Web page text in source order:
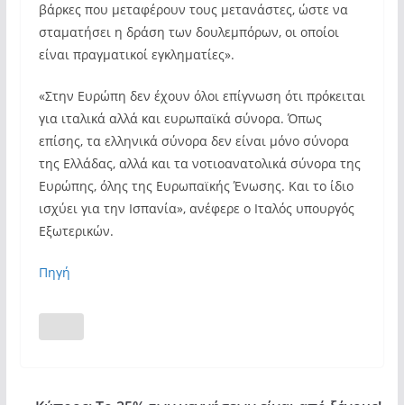
βάρκες που μεταφέρουν τους μετανάστες, ώστε να
σταματήσει η δράση των δουλεμπόρων, οι οποίοι
είναι πραγματικοί εγκληματίες».
«Στην Ευρώπη δεν έχουν όλοι επίγνωση ότι πρόκειται
για ιταλικά αλλά και ευρωπαϊκά σύνορα. Όπως
επίσης, τα ελληνικά σύνορα δεν είναι μόνο σύνορα
της Ελλάδας, αλλά και τα νοτιοανατολικά σύνορα της
Ευρώπης, όλης της Ευρωπαϊκής Ένωσης. Και το ίδιο
ισχύει για την Ισπανία», ανέφερε ο Ιταλός υπουργός
Εξωτερικών.
Πηγή